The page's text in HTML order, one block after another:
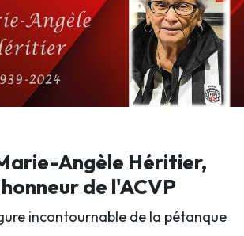
Angèle Héritier,
de l'ACVP
incontournable de la pétanque